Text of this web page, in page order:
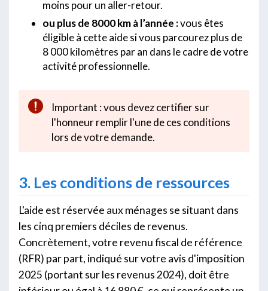
moins pour un aller-retour.
ou plus de 8000 km à l’année :vous êtes
éligible à cette aide sivous parcourez plus de
8 000 kilomètres par an dans le cadre de votre
activité professionnelle.
Important : vous devez certifier sur
l'honneur remplir l'une de ces conditions
lors de votre demande.
3. Les conditions de ressources
L'aide est réservée aux ménages se situant dans
les cinq premiers déciles de revenus.
Concrètement, votre revenu fiscal de référence
(RFR) par part, indiqué sur votre avis d'imposition
2025 (portant sur les revenus 2024), doit être